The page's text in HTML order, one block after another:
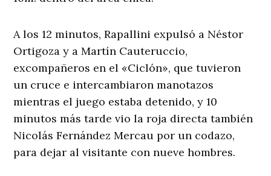
A los 12 minutos, Rapallini expulsó a Néstor
Ortigoza y a Martín Cauteruccio,
excompañeros en el «Ciclón», que tuvieron
un cruce e intercambiaron manotazos
mientras el juego estaba detenido, y 10
minutos más tarde vio la roja directa también
Nicolás Fernández Mercau por un codazo,
para dejar al visitante con nueve hombres.